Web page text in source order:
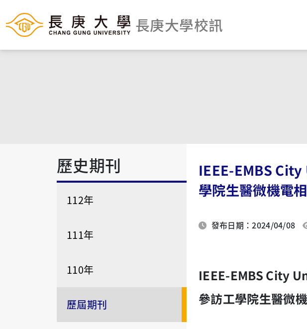
長庚大學校訊
歷史期刊
112年
111年
110年
歷屆期刊
IEEE-EMBS
學院生醫微機電
發布日期：2024/04/08
IEEE-EMBS City
參訪工學院生醫微